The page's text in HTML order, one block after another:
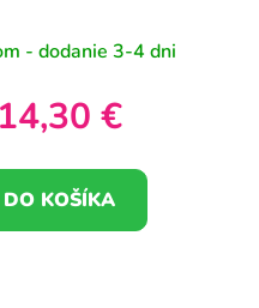
- dodanie 3-4 dni
14,30 €
DO KOŠÍKA